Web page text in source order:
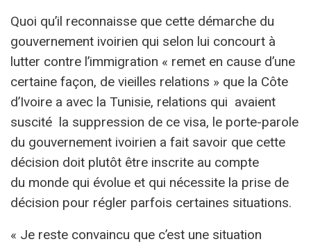
Quoi qu’il reconnaisse que cette démarche du
gouvernement ivoirien qui selon lui concourt à
lutter contre l’immigration « remet en cause d’une
certaine façon, de vieilles relations » que la Côte
d’Ivoire a avec la Tunisie, relations qui avaient
suscité la suppression de ce visa, le porte-parole
du gouvernement ivoirien a fait savoir que cette
décision doit plutôt être inscrite au compte
du monde qui évolue et qui nécessite la prise de
décision pour régler parfois certaines situations.
« Je reste convaincu que c’est une situation